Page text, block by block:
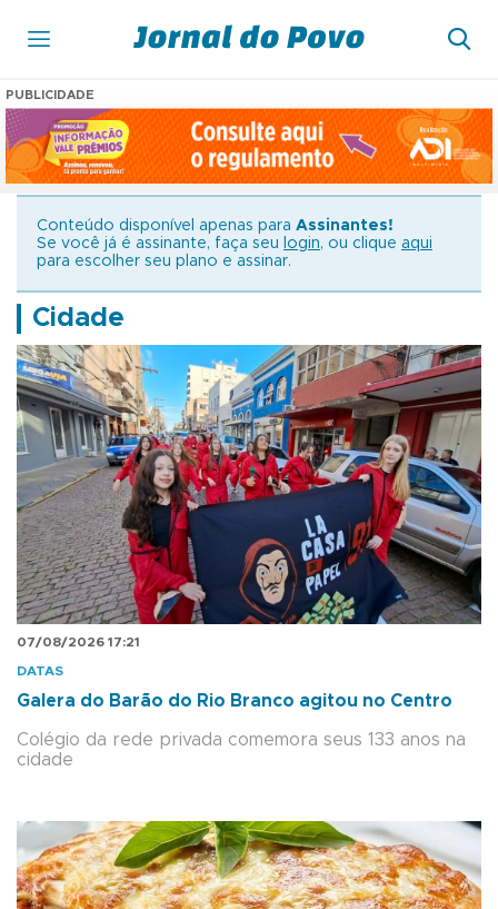
PUBLICIDADE
Conteúdo disponível apenas para Assinantes!
Se você já é assinante, faça seu
login, ou clique aqui
para escolher seu plano e assinar.
Cidade
07/08/2026 17:21
DATAS
Galera do Barão do Rio Branco agitou no Centro
Colégio da rede privada comemora seus 133 anos na
cidade